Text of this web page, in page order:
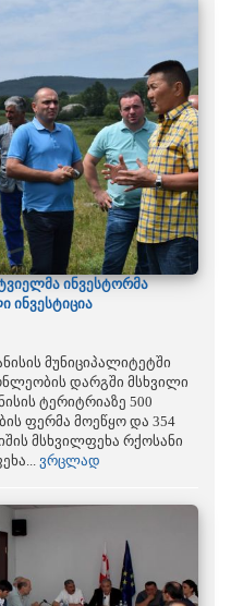
ინვესტორმა
ინვესტიცია
მუნიციპალიტეტში
დარგში მსხვილი
ტერიტრიაზე 500
ფერმა მოეწყო და 354
მსხვილფეხა რქოსანი
ვრცლად